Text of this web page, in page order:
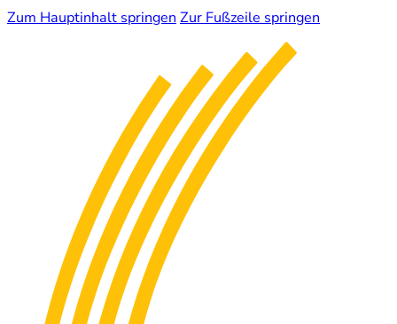
Zum Hauptinhalt springen Zur Fußzeile springen